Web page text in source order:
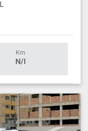
Km
N/I